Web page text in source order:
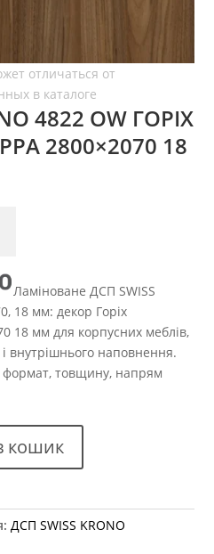
4822 OW ГОРІХ
2800×2070 18
Ламіноване ДСП SWISS
18 мм: декор Горіх
18 мм для корпусних меблів,
внутрішнього наповнення.
формат, товщину, напрям
кошик
ДСП SWISS KRONO